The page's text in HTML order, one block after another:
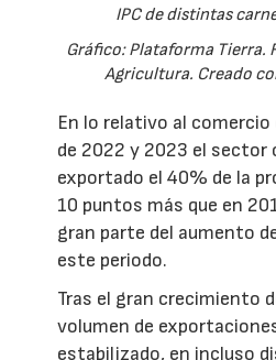
IPC de distintas
Gráfico: Plataforma Tierra.
Agricultura. Creado
En lo relativo al
de 2022 y 2023 el sector
exportado el 40% de la
10 puntos más que en
gran parte del aumento
este periodo.
Tras el gran crecimiento
volumen de
estabilizado, en incluso